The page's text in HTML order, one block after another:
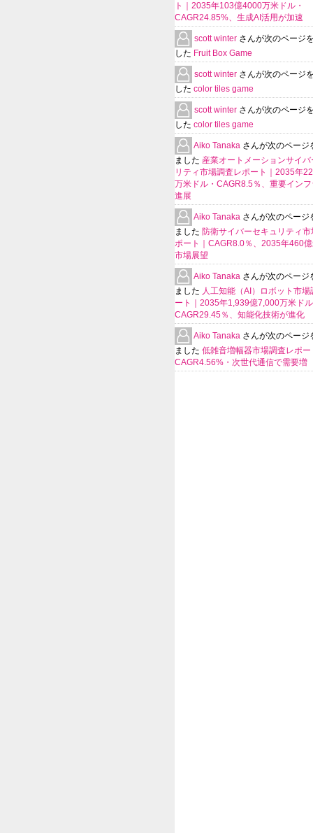
ト｜2035年103億4000万米ドル・
CAGR24.85%、生成AI活用が加速
scott winter さんが次のページ
した Fruit Box Game
scott winter さんが次のページ
した color tiles game
scott winter さんが次のページ
した color tiles game
Aiko Tanaka さんが次のページ
ました 産業オートメーションサイ
リティ市場調査レポート｜2035年
万米ドル・CAGR8.5％、重要イン
進展
Aiko Tanaka さんが次のページ
ました 防衛サイバーセキュリティ
ポート｜CAGR8.0％、2035年460
市場展望
Aiko Tanaka さんが次のページ
ました 人工知能（AI）ロボット市場
ート｜2035年1,939億7,000万米ド
CAGR29.45％、知能化技術が進化
Aiko Tanaka さんが次のページ
ました 低雑音増幅器市場調査レポー
CAGR4.56%・次世代通信で需要増